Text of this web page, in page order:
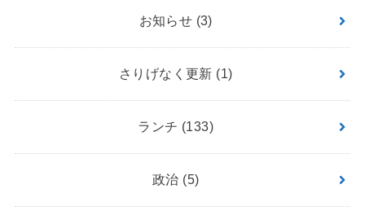
お知らせ (3)
さりげなく更新 (1)
ランチ (133)
政治 (5)